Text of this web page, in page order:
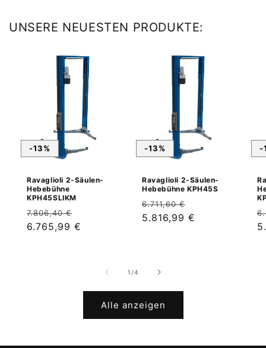
UNSERE NEUESTEN PRODUKTE:
-13%
Ravaglioli 2-Säulen-
Hebebühne
KPH45SLIKM
Normaler
Preis
7.806,40 €
Verkaufspreis
6.765,99 €
-13%
Ravaglioli 2-Säulen-
Hebebühne KPH45S
Normaler
Preis
6.711,60 €
Verkaufspreis
5.816,99 €
-
1 /von
4
Alle anzeigen